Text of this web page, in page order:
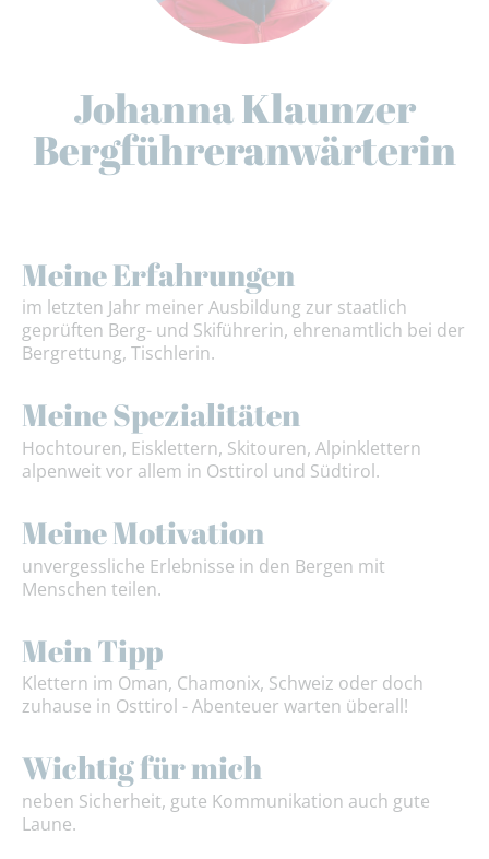
Johanna Klaunzer
Bergführeranwärterin
Meine Erfahrungen
im letzten Jahr meiner Ausbildung zur staatlich
geprüften Berg- und Skiführerin, ehrenamtlich bei der
Bergrettung, Tischlerin.
Meine Spezialitäten
Hochtouren, Eisklettern, Skitouren, Alpinklettern
alpenweit vor allem in Osttirol und Südtirol.
Meine Motivation
unvergessliche Erlebnisse in den Bergen mit
Menschen teilen.
Mein Tipp
Klettern im Oman, Chamonix, Schweiz oder doch
zuhause in Osttirol - Abenteuer warten überall!
Wichtig für mich
neben Sicherheit, gute Kommunikation auch gute
Laune.